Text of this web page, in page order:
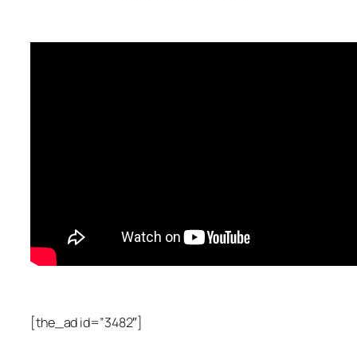
[the_ad id=”3482″]